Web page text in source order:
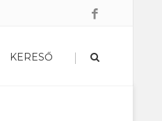
KERESŐ |